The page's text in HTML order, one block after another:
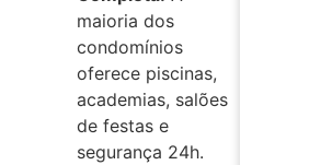
maioria dos
condomínios
oferece piscinas,
academias, salões
de festas e
segurança 24h.